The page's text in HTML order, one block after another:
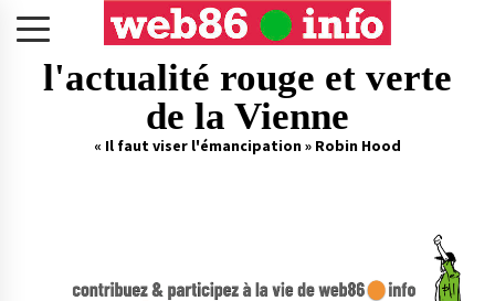
l'actualité rouge et verte
de la Vienne
« Il faut viser l'émancipation » Robin Hood